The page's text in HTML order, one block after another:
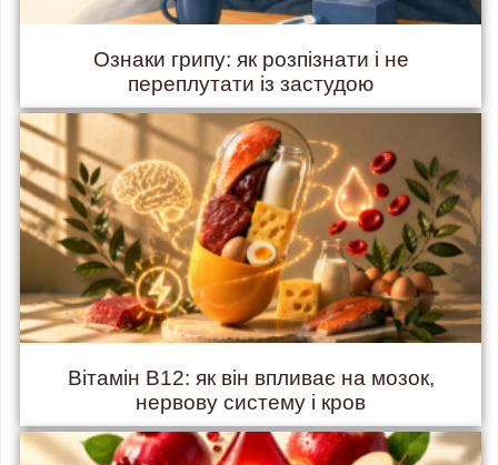
Ознаки грипу: як розпізнати і не
переплутати із застудою
Вітамін B12: як він впливає на мозок,
нервову систему і кров